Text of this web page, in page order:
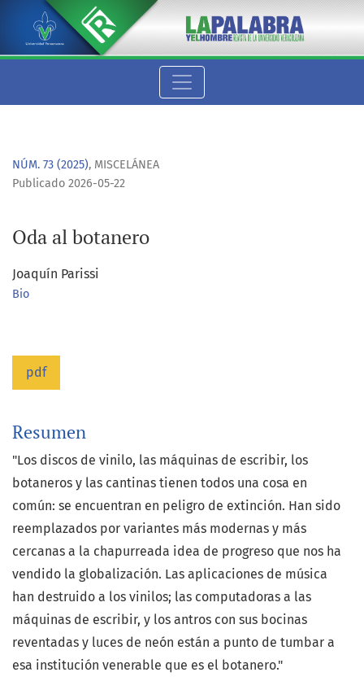
Oda al botanero
NÚM. 73 (2025), MISCELÁNEA
Oda al botanero
Publicado 2026-05-22
Joaquín Parissi
Bio
pdf
Resumen
"Los discos de vinilo, las máquinas de escribir, los
botaneros y las cantinas tienen todos una cosa en
común: se encuentran en peligro de extinción. Han sido
reemplazados por variantes más modernas y más
cercanas a la chapurreada idea de progreso que nos ha
vendido la globalización. Las aplicaciones de música
han destruido a los vinilos; las computadoras a las
máquinas de escribir, y los antros con sus bocinas
reventadas y luces de neón están a punto de tumbar a
esa institución venerable que es el botanero."